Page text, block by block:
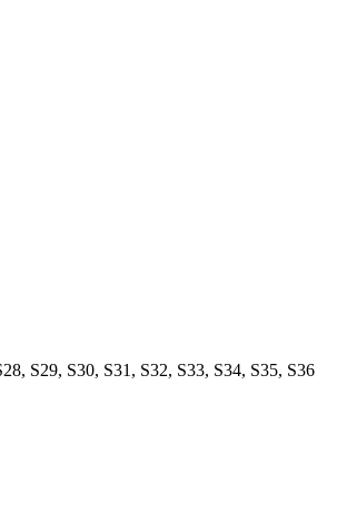
S29, S30, S31, S32, S33, S34, S35, S36